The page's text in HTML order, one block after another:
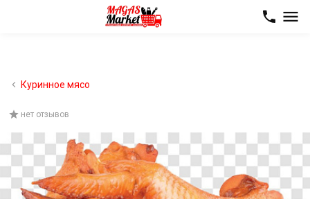
Куринное мясо
нет отзывов